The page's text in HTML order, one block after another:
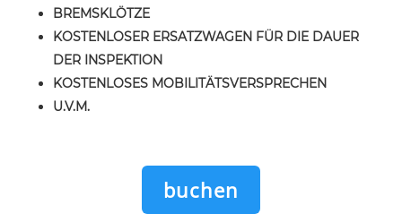
BREMSKLÖTZE
KOSTENLOSER ERSATZWAGEN FÜR DIE DAUER
DER INSPEKTION
KOSTENLOSES MOBILITÄTSVERSPRECHEN
U.V.M.
buchen